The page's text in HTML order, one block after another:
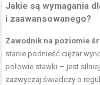
Jakie są wymagania
i zaawansowanego?
Zawodnik na poziomie
stanie podnieść ciężar
połowie stawki – jest
zazwyczaj świadczy o